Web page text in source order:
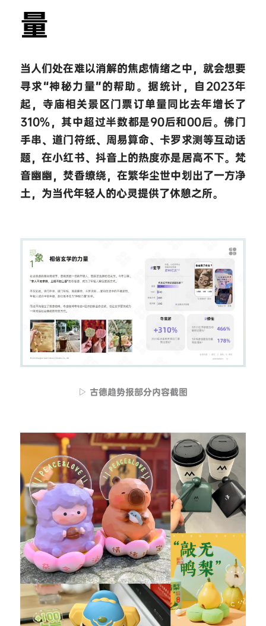
量
当人们处在难以消解的焦虑情绪之中，就会想要
寻求“神秘力量”的帮助。据统计，自2023年
起，寺庙相关景区门票订单量同比去年增长了
310%，其中超过半数都是90后和00后。佛门
手串、道门符纸、周易算命、卡罗求测等互动话
题，在小红书、抖音上的热度亦是居高不下。梵
音幽幽，焚香缭绕，在繁华尘世中划出了一方净
土，为当代年轻人的心灵提供了休憩之所。
▷ 古德趋势报部分内容截图